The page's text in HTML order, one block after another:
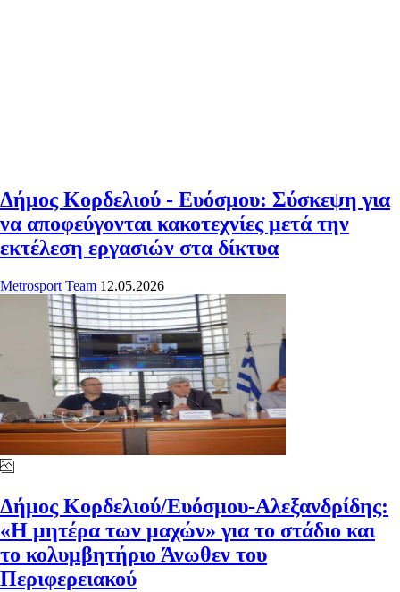
Δήμος Κορδελιού - Ευόσμου: Σύσκεψη για
να αποφεύγονται κακοτεχνίες μετά την
εκτέλεση εργασιών στα δίκτυα
Metrosport Team 12.05.2026
Δήμος Κορδελιού/Ευόσμου-Αλεξανδρίδης:
«Η μητέρα των μαχών» για το στάδιο και
το κολυμβητήριο Άνωθεν του
Περιφερειακού